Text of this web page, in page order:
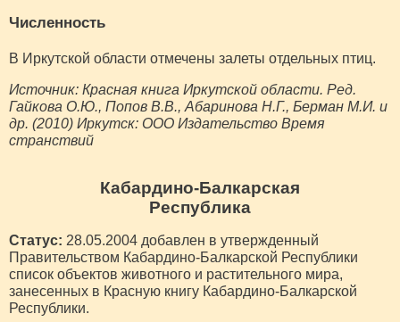
Численность
В Иркутской области отмечены залеты отдельных птиц.
Источник: Красная книга Иркутской области. Ред.
Гайкова О.Ю., Попов В.В., Абаринова Н.Г., Берман М.И. и
др. (2010) Иркутск: ООО Издательство Время
странствий
Кабардино-Балкарская
Республика
Статус: 28.05.2004 добавлен в утвержденный
Правительством Кабардино-Балкарской Республики
список объектов животного и растительного мира,
занесенных в Красную книгу Кабардино-Балкарской
Республики.